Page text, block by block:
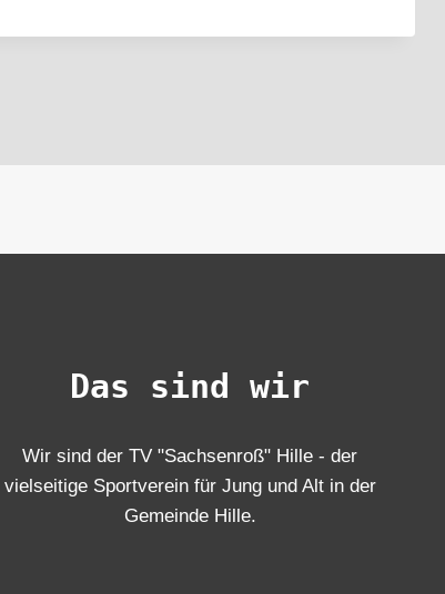
Das sind wir
Wir sind der TV "Sachsenroß" Hille - der
vielseitige Sportverein für Jung und Alt in der
Gemeinde Hille.